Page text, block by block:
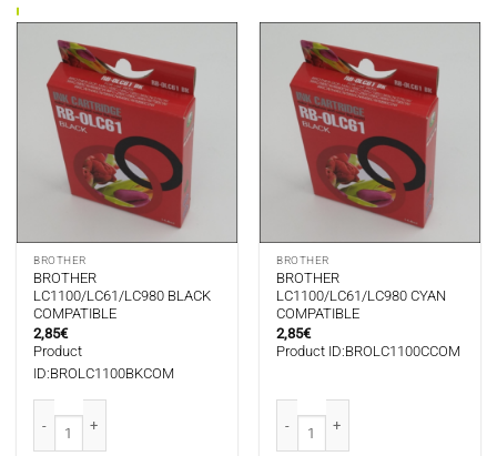
BROTHER
BROTHER
LC1100/LC61/LC980 BLACK
COMPATIBLE
2,85€
Product
ID:BROLC1100BKCOM
BROTHER
BROTHER
LC1100/LC61/LC980 CYAN
COMPATIBLE
2,85€
Product ID:BROLC1100CCOM